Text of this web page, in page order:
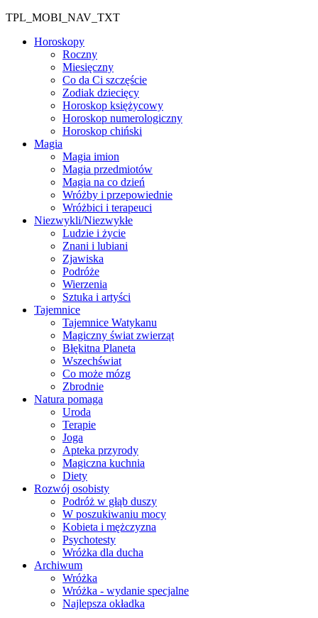
TPL_MOBI_NAV_TXT
Horoskopy
Roczny
Miesięczny
Co da Ci szczęście
Zodiak dziecięcy
Horoskop księżycowy
Horoskop numerologiczny
Horoskop chiński
Magia
Magia imion
Magia przedmiotów
Magia na co dzień
Wróżby i przepowiednie
Wróżbici i terapeuci
Niezwykli/Niezwykłe
Ludzie i życie
Znani i lubiani
Zjawiska
Podróże
Wierzenia
Sztuka i artyści
Tajemnice
Tajemnice Watykanu
Magiczny świat zwierząt
Błękitna Planeta
Wszechświat
Co może mózg
Zbrodnie
Natura pomaga
Uroda
Terapie
Joga
Apteka przyrody
Magiczna kuchnia
Diety
Rozwój osobisty
Podróż w głąb duszy
W poszukiwaniu mocy
Kobieta i mężczyzna
Psychotesty
Wróżka dla ducha
Archiwum
Wróżka
Wróżka - wydanie specjalne
Najlepsza okładka